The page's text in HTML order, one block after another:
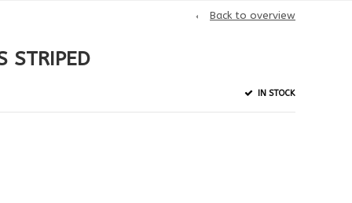
Back to overview
STRIPED
IN STOCK